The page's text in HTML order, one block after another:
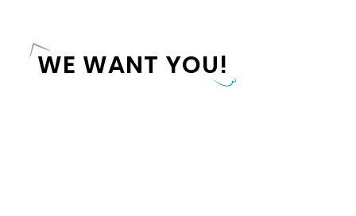
WE WANT YOU!